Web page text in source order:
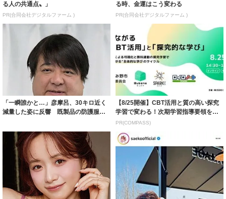
る人の共通点〟」
PR(合同会社デジタルファーム )
る時、金運はこう変わる
PR(合同会社デジタルファーム )
「一瞬誰かと…」彦摩呂、30キロ近く
減量した姿に反響 既製品の防護服が
【8/25開催】CBT活用と質の高い探究
学習で変わる！次期学習指導要領を見
据えた...
PR(COMPASS)